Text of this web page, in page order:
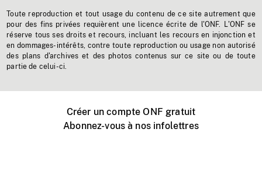
Toute reproduction et tout usage du contenu de ce site autrement que
pour des fins privées requièrent une licence écrite de l'ONF. L'ONF se
réserve tous ses droits et recours, incluant les recours en injonction et
en dommages-intérêts, contre toute reproduction ou usage non autorisé
des plans d'archives et des photos contenus sur ce site ou de toute
partie de celui-ci.
Créer un compte ONF gratuit
Abonnez-vous à nos infolettres